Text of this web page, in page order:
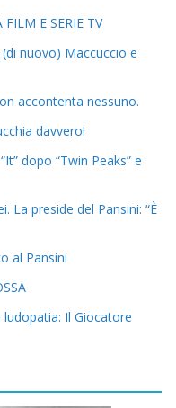
FILM E SERIE TV
nuovo) Maccuccio e
accontenta nessuno.
davvero!
dopo “Twin Peaks” e
La preside del Pansini: “È
al Pansini
Il Giocatore